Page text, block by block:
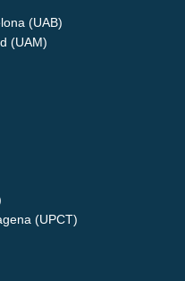
(UAB)
(UAM)
(UPCT)